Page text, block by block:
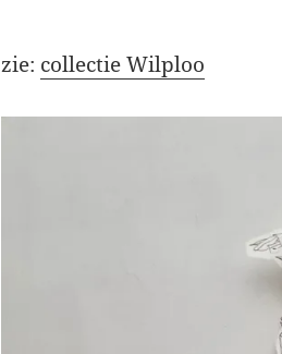
zie: collectie Wilploo